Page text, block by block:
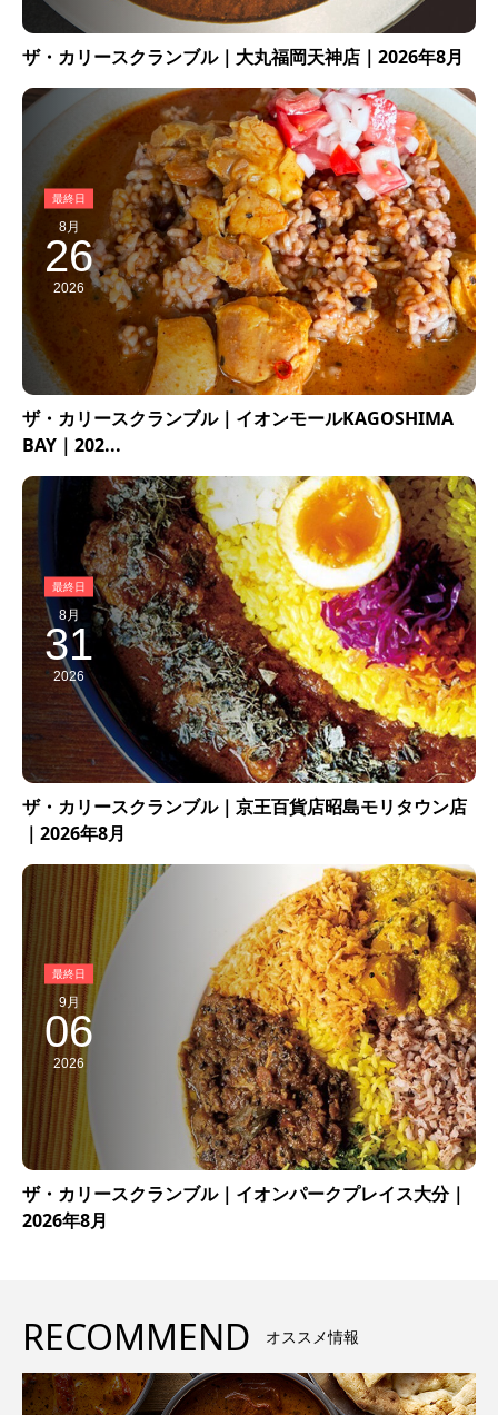
ザ・カリースクランブル｜大丸福岡天神店｜2026年8月
8月
26
2026
ザ・カリースクランブル｜イオンモールKAGOSHIMA
BAY｜202...
8月
31
2026
ザ・カリースクランブル｜京王百貨店昭島モリタウン店
｜2026年8月
9月
06
2026
ザ・カリースクランブル｜イオンパークプレイス大分｜
2026年8月
RECOMMEND オススメ情報